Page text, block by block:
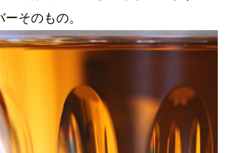
そのもの。